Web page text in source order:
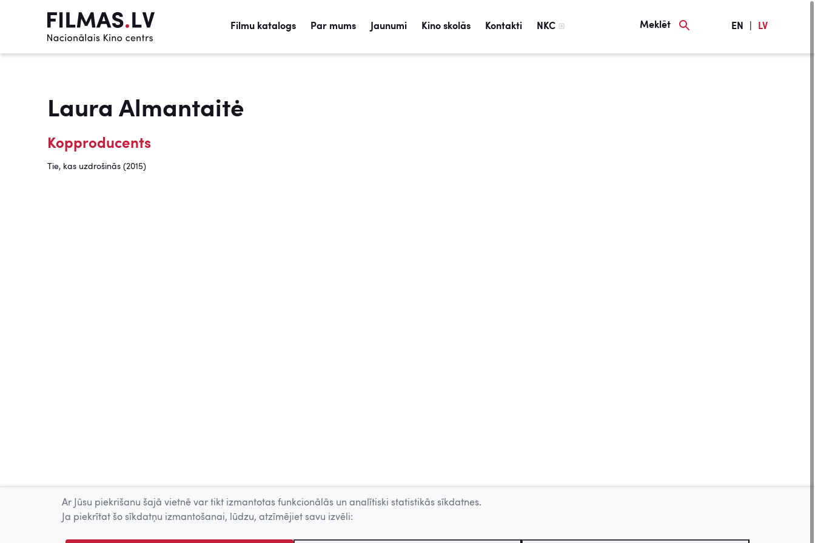
Filmu katalogs Par mums Jaunumi Kino skolās Kontakti NKC Meklēt EN LV
Laura Almantaitė
Kopproducents
Tie, kas uzdrošinās (2015)
Ar Jūsu piekrišanu šajā vietnē var tikt izmantotas funkcionālās un analītiski statistikās sīkdatnes.
Ja piekrītat šo sīkdatņu izmantošanai, lūdzu, atzīmējiet savu izvēli: